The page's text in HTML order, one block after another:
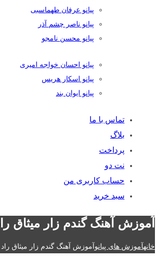
پیانو عرفان طهماسبی
پیانو ناصر چشم آذر
پیانو محسن نامجو
پیانو احسان خواجه امیری
پیانو اسکار هریس
پیانو ایوان بند
تماس با ما
بلاگ
پرداخت
نت دو
حساب کاربری من
سبد خرید
آموزش آهنگ گندم زار میثاق راد
خانهآموزش های پیانوآموزش آهنگ گندم زار میثاق راد